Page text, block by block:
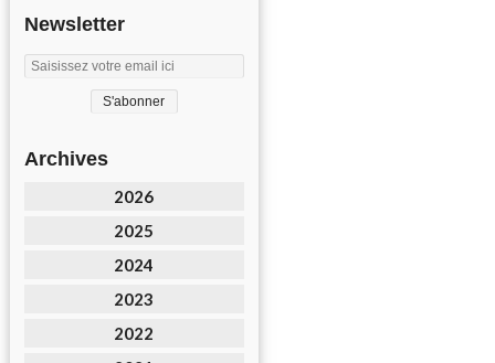
Newsletter
Archives
2026
2025
2024
2023
2022